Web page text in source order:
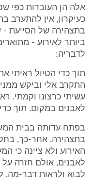
אלה הן העובדות כפי
כעיקרון, אין להתערב
בתצהירה של הסייעת
ביותר לאירוע -
לדבריה:
תוך כדי הטיול ראיתי
התקרב אלי וביקש
עשיתי כרצונו וקמתי.
לאבנים במקום. תוך
בפתח עדותה בבית
בתצהירה. אחר-כך,
האירוע ולא ציינה כי
לאבנים, אולם חזרה
לבוא ולראות דבר-מה.